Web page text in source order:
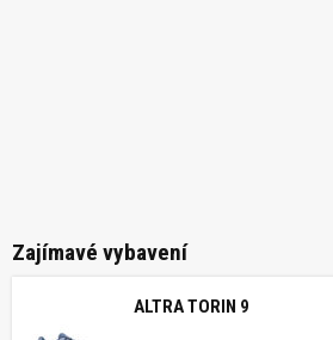
Zajímavé vybavení
ALTRA TORIN 9